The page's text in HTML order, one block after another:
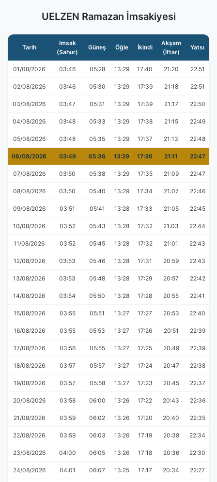
UELZEN Ramazan İmsakiyesi
Tarih
İmsak
(Sahur)
Güneş Öğle İkindi
Akşam
(İftar)
Yatsı
01/08/2026 03:46 05:28 13:29 17:40 21:20 22:51
02/08/2026 03:46 05:30 13:29 17:39 21:18 22:51
03/08/2026 03:47 05:31 13:29 17:39 21:17 22:50
04/08/2026 03:48 05:33 13:29 17:38 21:15 22:49
05/08/2026 03:48 05:35 13:29 17:37 21:13 22:48
06/08/2026 03:49 05:36 13:29 17:36 21:11 22:47
07/08/2026 03:50 05:38 13:29 17:35 21:09 22:47
08/08/2026 03:50 05:40 13:29 17:34 21:07 22:46
09/08/2026 03:51 05:41 13:28 17:33 21:05 22:45
10/08/2026 03:52 05:43 13:28 17:32 21:03 22:44
11/08/2026 03:52 05:45 13:28 17:32 21:01 22:43
12/08/2026 03:53 05:46 13:28 17:31 20:59 22:43
13/08/2026 03:53 05:48 13:28 17:29 20:57 22:42
14/08/2026 03:54 05:50 13:28 17:28 20:55 22:41
15/08/2026 03:55 05:51 13:27 17:27 20:53 22:40
16/08/2026 03:55 05:53 13:27 17:26 20:51 22:39
17/08/2026 03:56 05:55 13:27 17:25 20:49 22:39
18/08/2026 03:57 05:57 13:27 17:24 20:47 22:38
19/08/2026 03:57 05:58 13:27 17:23 20:45 22:37
20/08/2026 03:58 06:00 13:26 17:22 20:43 22:36
21/08/2026 03:59 06:02 13:26 17:20 20:40 22:35
22/08/2026 03:59 06:03 13:26 17:19 20:38 22:34
23/08/2026 04:00 06:05 13:26 17:18 20:36 22:30
24/08/2026 04:01 06:07 13:25 17:17 20:34 22:27